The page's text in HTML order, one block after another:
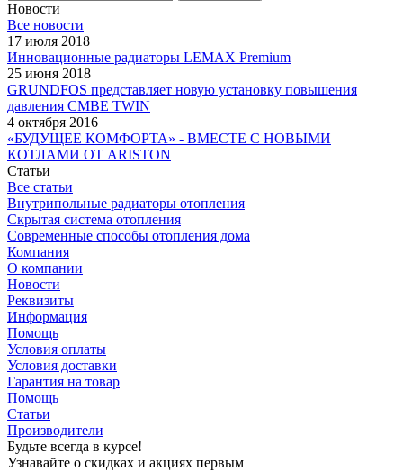
Новости
Все новости
17 июля 2018
Инновационные радиаторы LEMAX Premium
25 июня 2018
GRUNDFOS представляет новую установку повышения
давления CMBE TWIN
4 октября 2016
«БУДУЩЕЕ КОМФОРТА» - ВМЕСТЕ С НОВЫМИ
КОТЛАМИ ОТ ARISTON
Статьи
Все статьи
Внутрипольные радиаторы отопления
Скрытая система отопления
Современные способы отопления дома
Компания
О компании
Новости
Реквизиты
Информация
Помощь
Условия оплаты
Условия доставки
Гарантия на товар
Помощь
Статьи
Производители
Будьте всегда в курсе!
Узнавайте о скидках и акциях первым